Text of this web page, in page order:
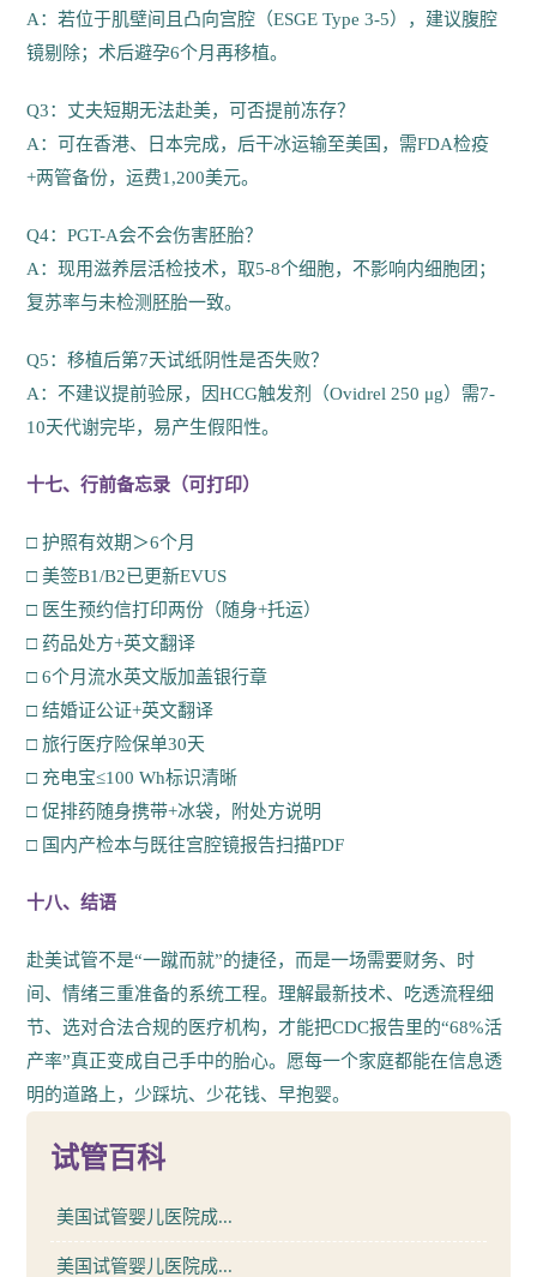
A：若位于肌壁间且凸向宫腔（ESGE Type 3-5），建议腹腔
镜剔除；术后避孕6个月再移植。
Q3：丈夫短期无法赴美，可否提前冻存？
A：可在香港、日本完成，后干冰运输至美国，需FDA检疫
+两管备份，运费1,200美元。
Q4：PGT-A会不会伤害胚胎？
A：现用滋养层活检技术，取5-8个细胞，不影响内细胞团；
复苏率与未检测胚胎一致。
Q5：移植后第7天试纸阴性是否失败？
A：不建议提前验尿，因HCG触发剂（Ovidrel 250 μg）需7-
10天代谢完毕，易产生假阳性。
十七、行前备忘录（可打印）
□ 护照有效期＞6个月
□ 美签B1/B2已更新EVUS
□ 医生预约信打印两份（随身+托运）
□ 药品处方+英文翻译
□ 6个月流水英文版加盖银行章
□ 结婚证公证+英文翻译
□ 旅行医疗险保单30天
□ 充电宝≤100 Wh标识清晰
□ 促排药随身携带+冰袋，附处方说明
□ 国内产检本与既往宫腔镜报告扫描PDF
十八、结语
赴美试管不是“一蹴而就”的捷径，而是一场需要财务、时
间、情绪三重准备的系统工程。理解最新技术、吃透流程细
节、选对合法合规的医疗机构，才能把CDC报告里的“68%活
产率”真正变成自己手中的胎心。愿每一个家庭都能在信息透
明的道路上，少踩坑、少花钱、早抱婴。
试管百科
美国试管婴儿医院成...
美国试管婴儿医院成...